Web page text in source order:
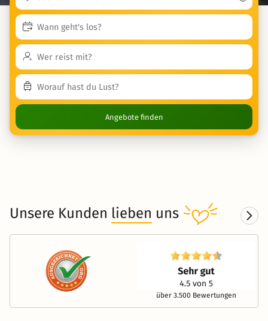
Angebote finden
Unsere Kunden lieben uns
über 3.500 Bewertungen